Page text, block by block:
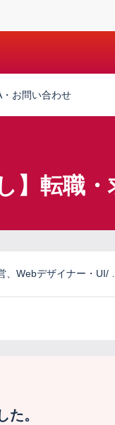
・お問い合わせ
】転職・
、Webデザイナー・UI/ …
。